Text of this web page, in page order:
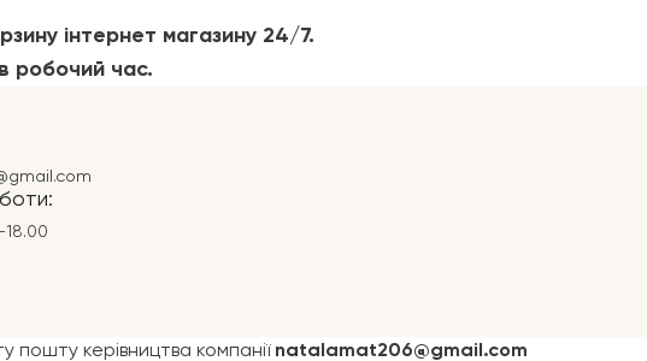
інтернет магазину 24/7.
робочий час.
18.00
керівництва компанії natalamat206@gmail.com